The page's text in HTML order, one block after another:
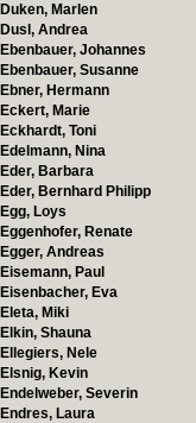
Duken, Marlen
Dusl, Andrea
Ebenbauer, Johannes
Ebenbauer, Susanne
Ebner, Hermann
Eckert, Marie
Eckhardt, Toni
Edelmann, Nina
Eder, Barbara
Eder, Bernhard Philipp
Egg, Loys
Eggenhofer, Renate
Egger, Andreas
Eisemann, Paul
Eisenbacher, Eva
Eleta, Miki
Elkin, Shauna
Ellegiers, Nele
Elsnig, Kevin
Endelweber, Severin
Endres, Laura